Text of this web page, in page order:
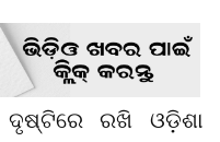
ଦୃଷ୍ଟିରେ ରଖି ଓଡ଼ିଶା